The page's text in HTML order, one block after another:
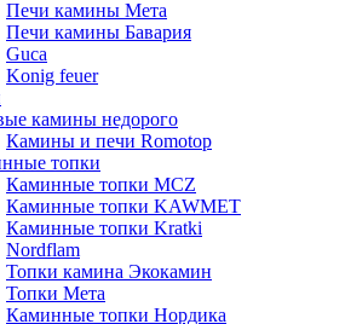
Печи камины Мета
Печи камины Бавария
Guca
Konig feuer
камины недорого
Камины и печи Romotop
топки
Каминные топки MCZ
Каминные топки KAWMET
Каминные топки Kratki
Nordflam
Топки камина Экокамин
Топки Мета
Каминные топки Нордика